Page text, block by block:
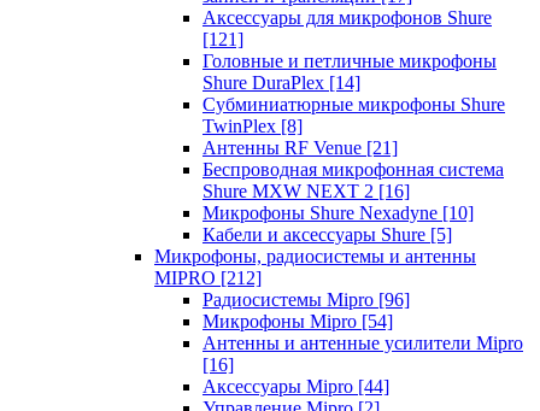
Аксессуары для микрофонов Shure
[121]
Головные и петличные микрофоны
Shure DuraPlex [14]
Субминиатюрные микрофоны Shure
TwinPlex [8]
Антенны RF Venue [21]
Беспроводная микрофонная система
Shure MXW NEXT 2 [16]
Микрофоны Shure Nexadyne [10]
Кабели и аксессуары Shure [5]
Микрофоны, радиосистемы и антенны
MIPRO [212]
Радиосистемы Mipro [96]
Микрофоны Mipro [54]
Антенны и антенные усилители Mipro
[16]
Аксессуары Mipro [44]